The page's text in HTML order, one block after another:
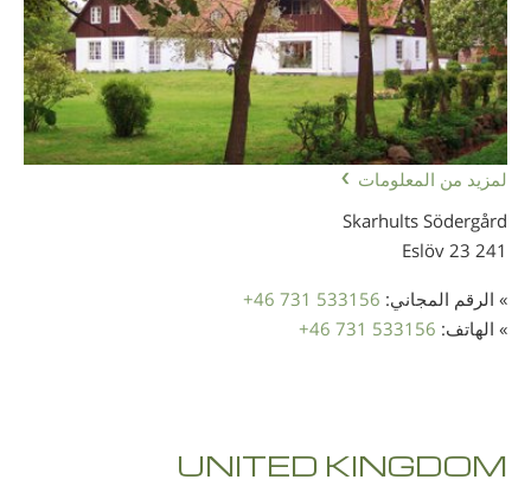
لمزيد من المعلومات
Skarhults Södergård
241 23 Eslöv
» الرقم المجاني: +46 731 533156
» الهاتف: +46 731 533156
UNITED KINGDOM